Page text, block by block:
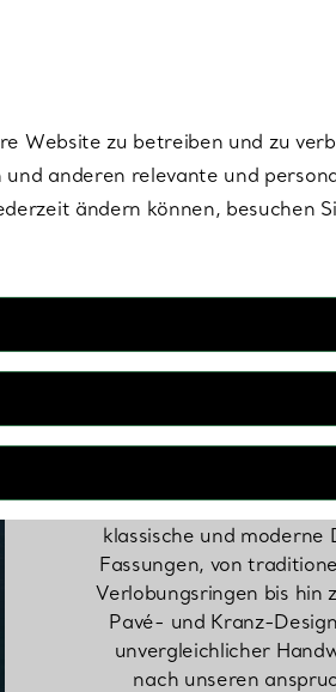
Nur Tiffany kann einen
wirklich würdig ist.
klassische und moderne
Fassungen, von
Verlobungsringen bis hin
Pavé- und Kranz-
unvergleichlicher
nach unseren
Website zu betreiben und zu
anderen relevante und
ändern können, besuchen